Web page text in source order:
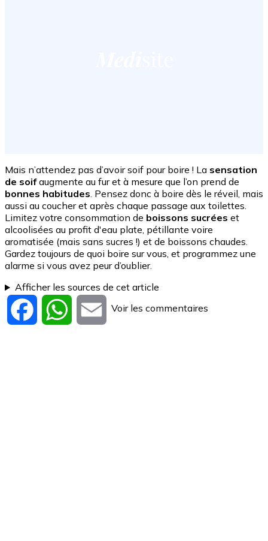
Mais n’attendez pas d’avoir soif pour boire ! La sensation
de soifaugmente au fur et à mesure que l’on prend de
bonnes habitudes. Pensez donc à boire dès le réveil, mais
aussi au coucher et après chaque passage aux toilettes.
Limitez votre consommation de boissons sucrées et
alcoolisées au profit d'eau plate, pétillante voire
aromatisée (mais sans sucres !) et de boissons chaudes.
Gardez toujours de quoi boire sur vous, et programmez une
alarme si vous avez peur d’oublier.
Afficher les sources de cet article
Facebook WhatsApp
Email
Voir les commentaires